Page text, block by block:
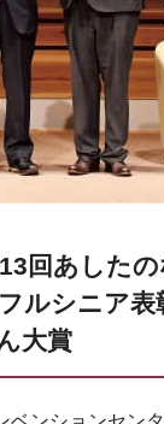
回あしたの
ルシニア
大賞